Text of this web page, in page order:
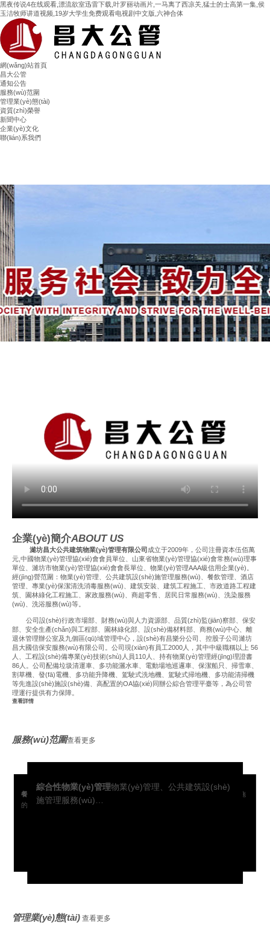
黑夜传说4在线观看,漂流欲室迅雷下载,叶罗丽动画片,一马离了西凉关,猛士的士高第一集,侯
玉洁牧师讲道视频,19岁大学生免费观看电视剧中文版,六神合体
網(wǎng)站首頁
昌大公管
通知公告
服務(wù)范圍
管理業(yè)態(tài)
資質(zhì)榮譽
新聞中心
企業(yè)文化
聯(lián)系我們
企業(yè)簡介ABOUT US
濰坊昌大公共建筑物業(yè)管理有限公司 成立于2009年，公司注冊資本伍佰萬
元,中國物業(yè)管理協(xié)會會員單位、山東省物業(yè)管理協(xié)會常務(wù)理事
單位、濰坊市物業(yè)管理協(xié)會會長單位、物業(yè)管理AAA級信用企業(yè)。
經(jīng)營范圍：物業(yè)管理、公共建筑設(shè)施管理服務(wù)、餐飲管理、酒店
管理、專業(yè)保潔清洗消毒服務(wù)、建筑安裝、建筑工程施工、市政道路工程建
筑、園林綠化工程施工、家政服務(wù)、商超零售、居民日常服務(wù)、洗染服務
(wù)、洗浴服務(wù)等。
公司設(shè)行政市場部、財務(wù)與人力資源部、品質(zhì)監(jiān)察部、保安
部、安全生產(chǎn)與工程部、園林綠化部、設(shè)備材料部、商務(wù)中心、離
退休管理辦公室及九個區(qū)域管理中心，設(shè)有昌樂分公司、控股子公司濰坊
昌大國信保安服務(wù)有限公司。公司現(xiàn)有員工2000人，其中中級職稱以上 56
人、工程設(shè)備專業(yè)技術(shù)人員110人、持有物業(yè)管理經(jīng)理證書
86人。公司配備垃圾清運車、多功能灑水車、電動場地巡邏車、保潔船只、掃雪車、
割草機、發(fā)電機、多功能升降機、駕駛式洗地機、駕駛式掃地機、多功能清掃機
等先進設(shè)施設(shè)備、高配置的OA協(xié)同辦公綜合管理平臺等，為公司管
理運行提供有力保障。
查看詳情
服務(wù)范圍查看更多
餐飲客房服務(wù)
為客戶提供干凈、衛(wèi)生、健康
的三餐…
綜合性物業(yè)管理物業(yè)管理、公共建筑設(shè)
施管理服務(wù)…
公共建筑設(shè)施管理服務(wù)
場館各類設(shè)施
設(shè)備運行、檢修、維護…
軍事化的保安管理服務(wù)
管理業(yè)態(tài) 查看更多